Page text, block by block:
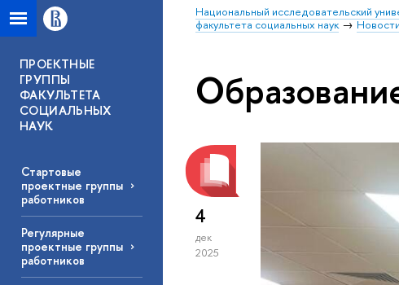
Национальный исследовательский
факультета социальных наук
ПРОЕКТНЫЕ
ГРУППЫ
ФАКУЛЬТЕТА
СОЦИАЛЬНЫХ
НАУК
Стартовые
проектные группы
работников
Регулярные
проектные группы
работников
4
дек
2025